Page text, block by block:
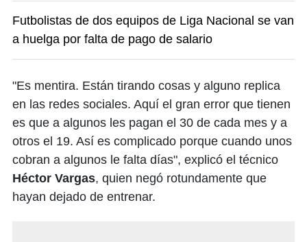
Futbolistas de dos equipos de Liga Nacional se van
a huelga por falta de pago de salario
"Es mentira. Están tirando cosas y alguno replica
en las redes sociales. Aquí el gran error que tienen
es que a algunos les pagan el 30 de cada mes y a
otros el 19. Así es complicado porque cuando unos
cobran a algunos le falta días", explicó el técnico
Héctor Vargas, quien negó rotundamente que
hayan dejado de entrenar.